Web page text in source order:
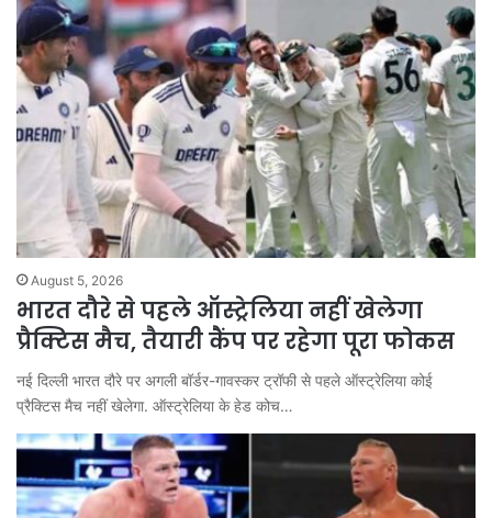
August 5, 2026
भारत दौरे से पहले ऑस्ट्रेलिया नहीं खेलेगा
प्रैक्टिस मैच, तैयारी कैंप पर रहेगा पूरा फोकस
नई दिल्ली भारत दौरे पर अगली बॉर्डर-गावस्कर ट्रॉफी से पहले ऑस्ट्रेलिया कोई
प्रैक्टिस मैच नहीं खेलेगा. ऑस्ट्रेलिया के हेड कोच…